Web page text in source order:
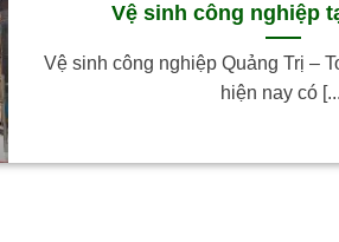
Vệ sinh công nghiệp
Vệ sinh công nghiệp Quảng Trị –
hiện nay có